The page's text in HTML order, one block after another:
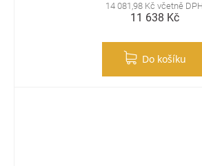
14 081,98 Kč včetně DPH
11 638 Kč
Do košíku